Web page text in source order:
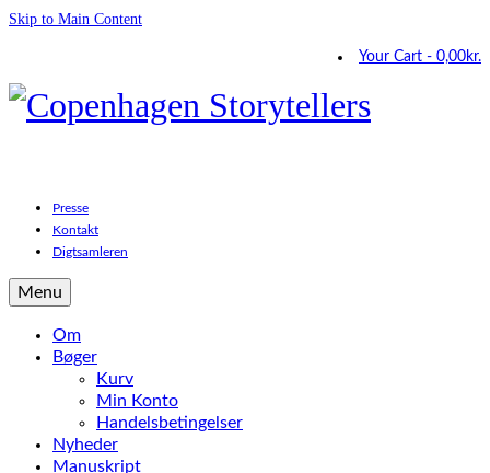
Skip to Main Content
Your Cart - 0,00kr.
Presse
Kontakt
Digtsamleren
Menu
Om
Bøger
Kurv
Min Konto
Handelsbetingelser
Nyheder
Manuskript